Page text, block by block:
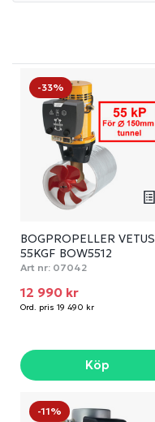
-33%
BOGPROPELLER VETUS
55KGF BOW5512
Art nr: 07042
12 990 kr
Ord. pris 19 490 kr
Köp
-11%